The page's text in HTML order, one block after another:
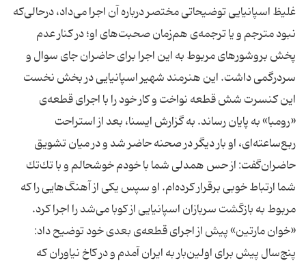
غلیظ اسپانیایی توضیحاتی مختصر درباره آن اجرا می‌داد، درحالی‌كه
نبود مترجم و یا ترجمه‌ی هم‌زمان صحبت‌های او؛ در كنار عدم
پخش بروشورهای مربوط به این اجرا برای حاضران جای سوال و
سردرگمی داشت. این هنرمند شهیر اسپانیایی در بخش نخست
این كنسرت شش قطعه نواخت و كار خود را با اجرای قطعه‌ی
«رومبا» به پایان رساند. به گزارش ایسنا، بعد از استراحت
ربع‌ساعته‌ای، او بار دیگر در صحنه حاضر شد و در میان تشویق
حاضران‌گفت: از حس همدلی شما با خودم خوشحالم و با تك‌تك
شما ارتباط خوبی برقرار كرده‌ام. او سپس یكی از آهنگ‌هایی را كه
مربوط به بازگشت سربازان اسپانیایی از كوبا می‌شد را اجرا كرد.
«خوان مارتین» پیش از اجرای قطعه‌ی بعدی خود توضیح داد:
پنج‌سال پیش برای اولین‌بار به ایران آمدم و در كاخ نیاوران كه